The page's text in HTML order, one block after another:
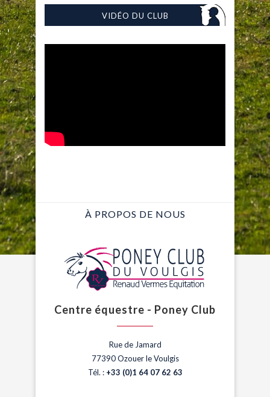
VIDÉO DU CLUB
À PROPOS DE NOUS
Centre équestre - Poney Club
Rue de Jamard
77390 Ozouer le Voulgis
Tél. : +33 (0)1 64 07 62 63